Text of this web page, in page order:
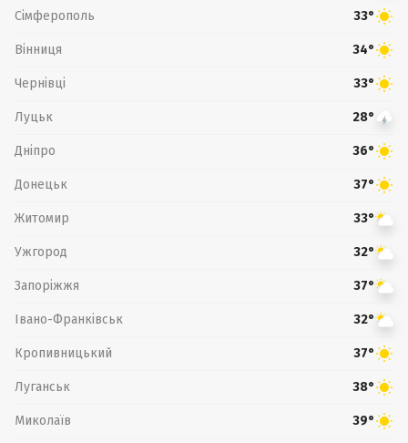
Сімферополь 33°
Вінниця 34°
Чернівці 33°
Луцьк 28°
Дніпро 36°
Донецьк 37°
Житомир 33°
Ужгород 32°
Запоріжжя 37°
Івано-Франківськ 32°
Кропивницький 37°
Луганськ 38°
Миколаїв 39°